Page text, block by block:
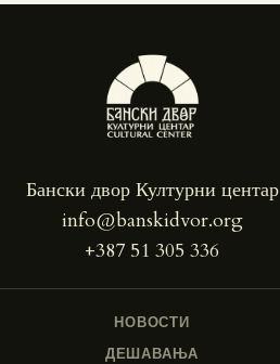
Бански двор Културни центар
info@banskidvor.org
+387 51 305 336
НОВОСТИ
ДЕШАВАЊА